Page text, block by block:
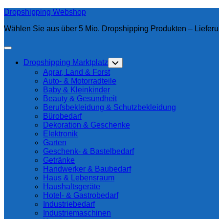
Skip
content
Dropshipping Webshop
Wählen Sie aus über 5 Mio. Dropshipping Produkten –
Expand
Current
Page
Parent
Dropshipping Marktplatz Toggle
Child
Agrar, Land & Forst
Auto- & Motorradteile
Baby & Kleinkinder
Beauty & Gesundheit
Current
Page:
Berufsbekleidung & Schutzbekleidung
Bürobedarf
Dekoration & Geschenke
Elektronik
Garten
Geschenk- & Bastelbedarf
Getränke
Handwerker & Baubedarf
Haus & Lebensraum
Haushaltsgeräte
Hotel- & Gastrobedarf
Industriebedarf
Industriemaschinen